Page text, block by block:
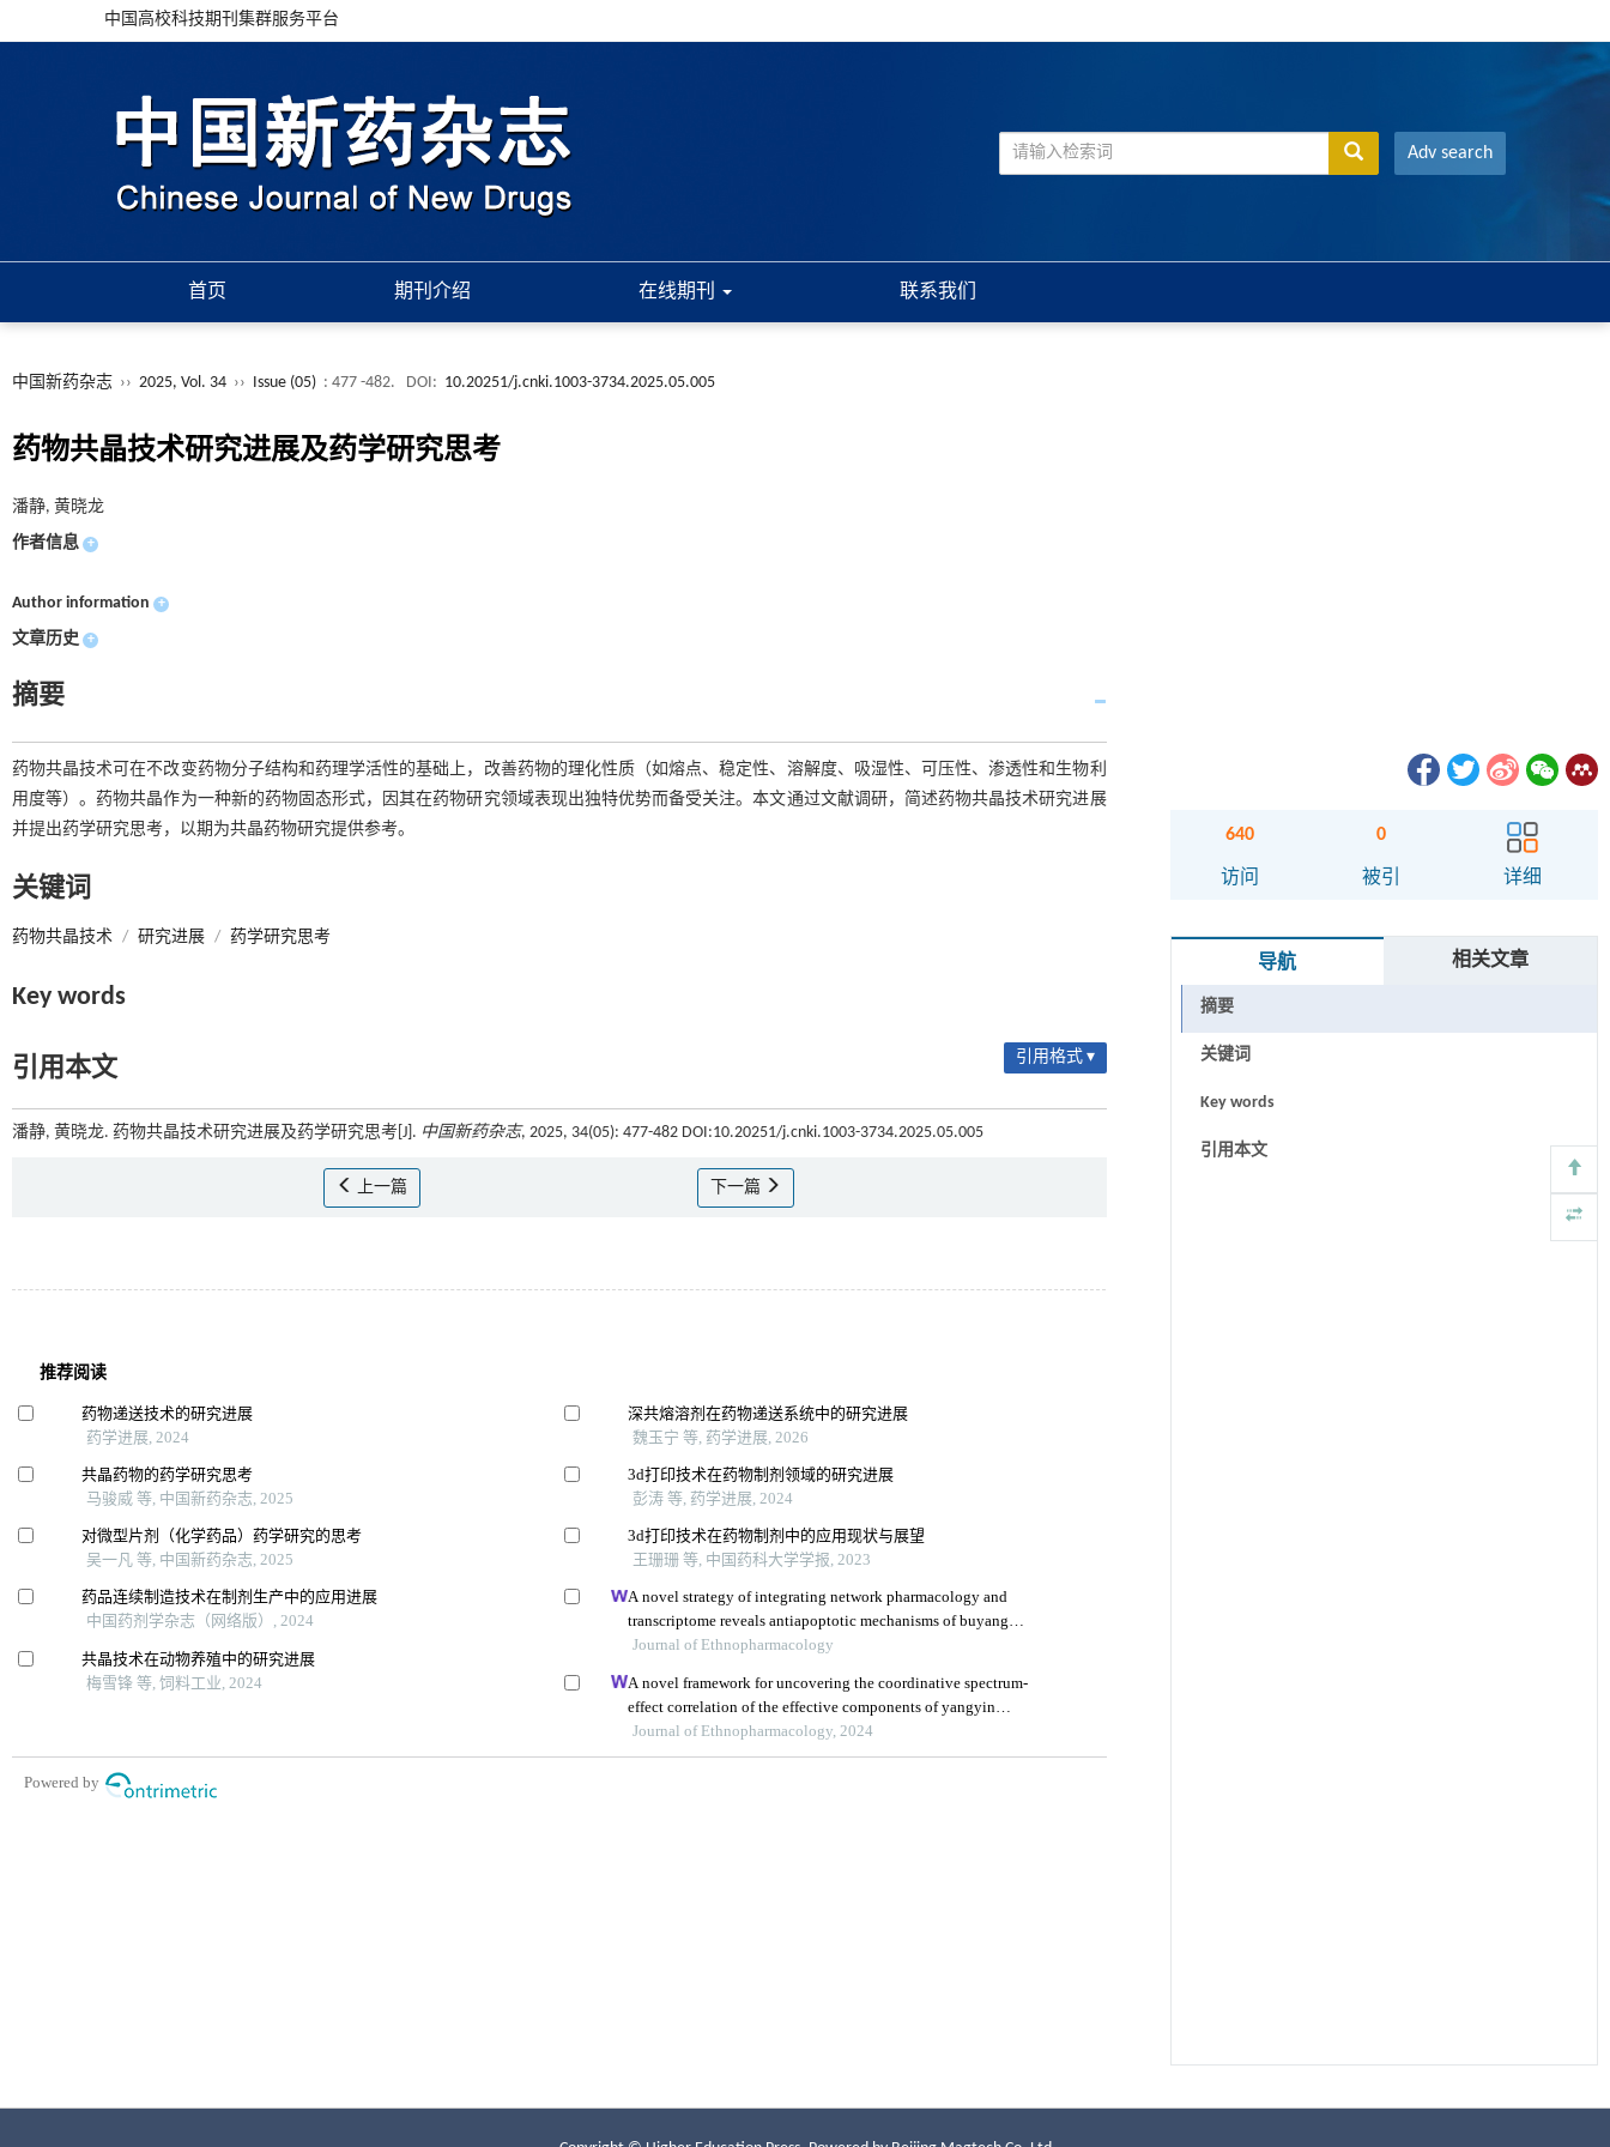
中国高校科技期刊集群服务平台
Adv search
首页 期刊介绍 在线期刊 联系我们
中国新药杂志 ›› 2025, Vol. 34 ›› Issue (05) : 477 -482. DOI: 10.20251/j.cnki.1003-3734.2025.05.005
药物共晶技术研究进展及药学研究思考
潘静, 黄晓龙
作者信息 +
Author information +
文章历史 +
摘要
药物共晶技术可在不改变药物分子结构和药理学活性的基础上，改善药物的理化性质（如熔点、稳定性、溶解度、吸湿性、可压性、渗透性和生物利
用度等）。药物共晶作为一种新的药物固态形式，因其在药物研究领域表现出独特优势而备受关注。本文通过文献调研，简述药物共晶技术研究进展
并提出药学研究思考，以期为共晶药物研究提供参考。
关键词
药物共晶技术 / 研究进展 / 药学研究思考
Key words
引用本文 引用格式 ▾
潘静, 黄晓龙. 药物共晶技术研究进展及药学研究思考[J]. 中国新药杂志, 2025, 34(05): 477-482 DOI:10.20251/j.cnki.1003-3734.2025.05.005
上一篇 下一篇
640
访问
0
被引 详细
导航 相关文章
摘要
关键词
Key words
引用本文